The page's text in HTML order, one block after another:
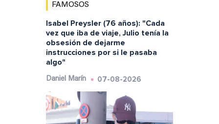
FAMOSOS
Isabel Preysler (76 años): "Cada
vez que iba de viaje, Julio tenía la
obsesión de dejarme
instrucciones por si le pasaba
algo"
Daniel Marín 07-08-2026